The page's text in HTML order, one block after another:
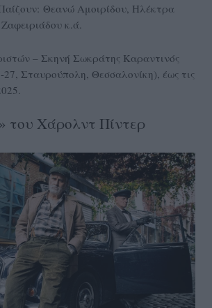
Θεανώ Αμοιρίδου, Ηλέκτρα
κ.ά.
– Σκηνή Σωκράτης Καραντινός
Σταυρούπολη, Θεσσαλονίκη), έως τις
του Χάρολντ Πίντερ